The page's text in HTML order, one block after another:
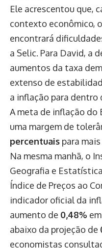
Ele acrescentou que,
contexto econômico,
encontrará
a Selic. Para David, a
aumentos da taxa
extenso de
a inflação para dentro
A meta de inflação do
uma margem de
percentuais para
Na mesma manhã, o
Geografia e
Índice de Preços ao
indicador oficial da
aumento de 0,48%
abaixo da projeção de
economistas